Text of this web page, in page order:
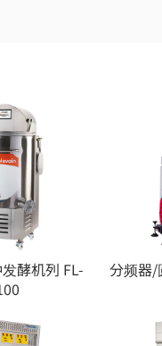
酵机列 FL-
分频器